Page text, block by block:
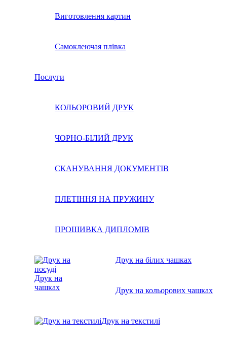
Виготовлення картин
Самоклеючая плівка
Послуги
КОЛЬОРОВИЙ ДРУК
ЧОРНО-БІЛИЙ ДРУК
СКАНУВАННЯ ДОКУМЕНТІВ
ПЛЕТІННЯ НА ПРУЖИНУ
ПРОШИВКА ДИПЛОМІВ
Друк на
чашках
Друк на білих чашках
Друк на кольорових чашках
Друк на текстилі